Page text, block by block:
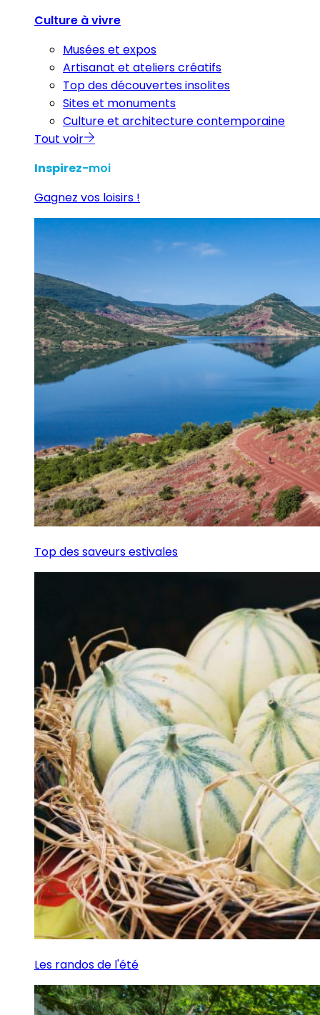
Culture à vivre
Musées et expos
Artisanat et ateliers créatifs
Top des découvertes insolites
Sites et monuments
Culture et architecture contemporaine
Tout voir
Inspirez-moi
Gagnez vos loisirs !
Top des saveurs estivales
Les randos de l'été